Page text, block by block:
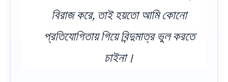
বিরাজ করে, তাই হয়তো আমি কোনো
প্রতিযোগিতায় গিয়ে বিন্দুমাত্র ভুল করতে
চাইনা।